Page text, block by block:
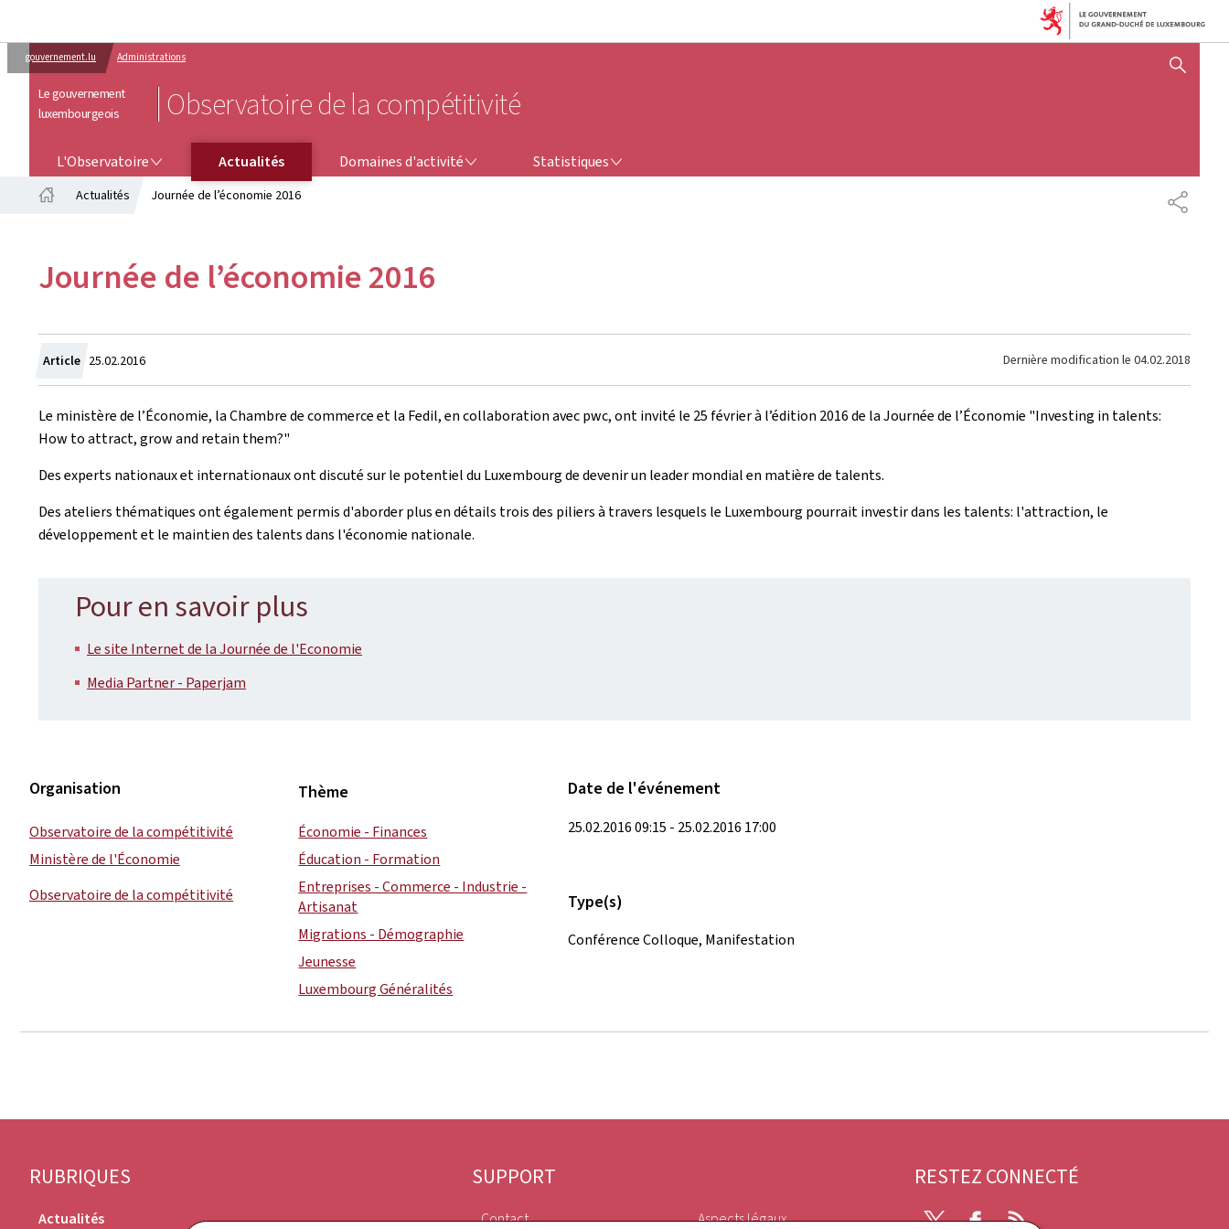
gouvernement.lu Administrations
Le gouvernement
luxembourgeois
Observatoire de la compétitivité
AFFICHER / MASQUER
L'Observatoire Actualités Domaines d'activité Statistiques
Actualités Journée de l’économie 2016
Journée de l’économie 2016
Article Crée
le
25.02.2016 Dernière modification le 04.02.2018
Le ministère de l’Économie, la Chambre de commerce et la Fedil, en collaboration avec pwc, ont invité le 25 février à l’édition 2016 de la Journée de l’Économie "Investing in talents:
How to attract, grow and retain them?"
Des experts nationaux et internationaux ont discuté sur le potentiel du Luxembourg de devenir un leader mondial en matière de talents.
Des ateliers thématiques ont également permis d'aborder plus en détails trois des piliers à travers lesquels le Luxembourg pourrait investir dans les talents: l'attraction, le
développement et le maintien des talents dans l'économie nationale.
Pour en savoir plus
Le site Internet de la Journée de l'Economie
Media Partner - Paperjam
Organisation
Observatoire de la compétitivité
Ministère de l'Économie
Observatoire de la compétitivité
Thème
Économie - Finances
Éducation - Formation
Entreprises - Commerce - Industrie -
Artisanat
Migrations - Démographie
Jeunesse
Luxembourg Généralités
Date de l'événement
25.02.2016 09:15 - 25.02.2016 17:00
Type(s)
Conférence Colloque, Manifestation
Pied
de
RUBRIQUES
Actualités
SUPPORT
Contact Aspects légaux
RESTEZ CONNECTÉ
TwitterFacebook
RSS